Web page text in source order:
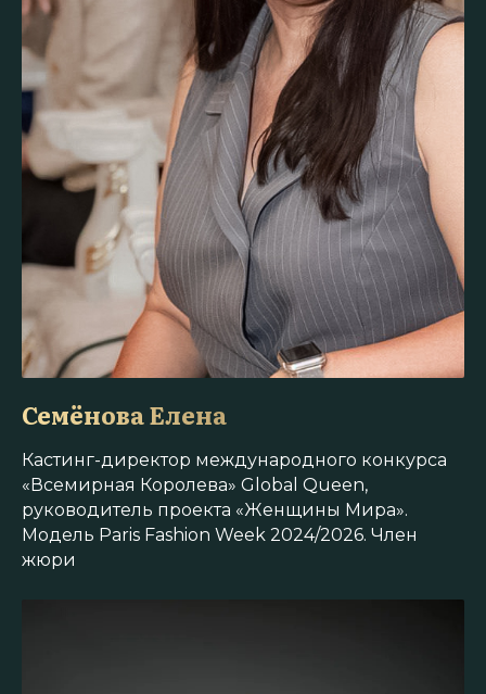
Семёнова Елена
Кастинг-директор международного конкурса
«Всемирная Королева» Global Queen,
руководитель проекта «Женщины Мира».
Модель Paris Fashion Week 2024/2026. Член
жюри